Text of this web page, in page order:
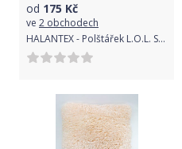
od 175 Kč
ve 2 obchodech
HALANTEX - Polštářek L.O.L. Surprise, 40 x 40 cm